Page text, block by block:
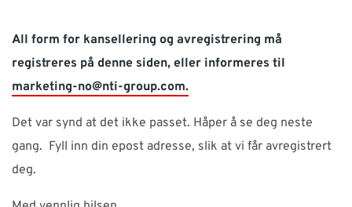
Support: 482 04 400 (support-no@nti-group.com
Sentralbord: 482 03 300 (post-no@nti-group.com
All form for kansellering og avregistrering må
registreres på denne siden, eller informeres til
marketing-no@nti-group.com.
Det var synd at det ikke passet. Håper å se deg neste
gang. Fyll inn din epost adresse, slik at vi får avregistrert
deg.